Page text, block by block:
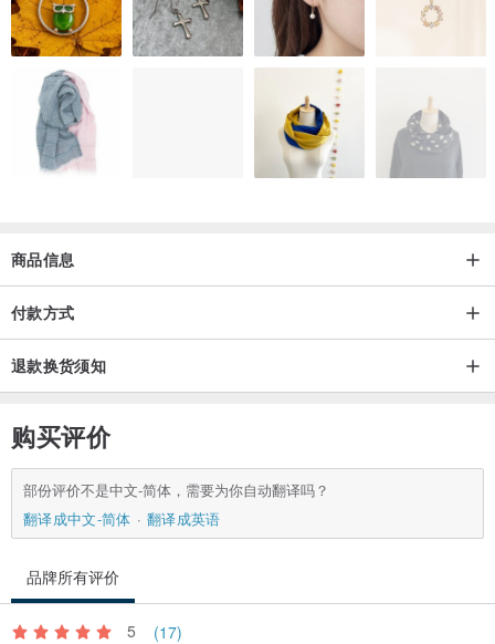
商品信息
付款方式
退款换货须知
购买评价
部份评价不是中文-简体，需要为你自动翻译吗？
翻译成中文-简体
翻译成英语
品牌所有评价
5 (17)